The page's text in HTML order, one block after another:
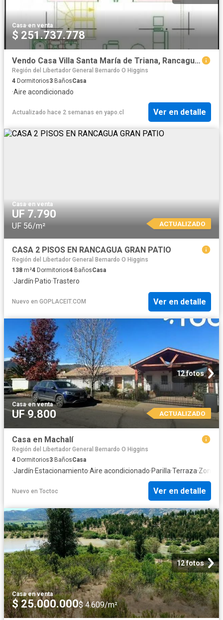
Casa·en venta
$ 251.737.778
Vendo Casa Villa Santa María de Triana, Rancagua | 4 Dormitorios por 6500.00 en Rancagua
Región del Libertador General Bernardo O Higgins
4 Dormitorios3 BañosCasa
·Aire acondicionado
Actualizado hace 2 semanas en yapo.cl Ver en detalle
Casa·en venta
UF 7.790
UF 56/m² ACTUALIZADO
CASA 2 PISOS EN RANCAGUA GRAN PATIO
Región del Libertador General Bernardo O Higgins
138 m²4 Dormitorios4 BañosCasa
·Jardín·Patio·Trastero
Nuevo en GOPLACEIT.COM Ver en detalle
12 fotos
Casa·en venta
UF 9.800 ACTUALIZADO
Casa en Machalí
Región del Libertador General Bernardo O Higgins
4 Dormitorios3 BañosCasa
·Jardín·Estacionamiento·Aire acondicionado·Parilla·Terraza·Zona
Nuevo en Toctoc Ver en detalle
12 fotos
Casa·en venta
$ 25.000.000$ 4.609/m²